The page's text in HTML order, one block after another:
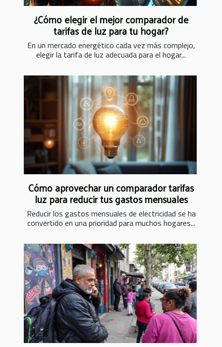
¿Cómo elegir el mejor comparador de
tarifas de luz para tu hogar?
En un mercado energético cada vez más complejo,
elegir la tarifa de luz adecuada para el hogar...
Cómo aprovechar un comparador tarifas
luz para reducir tus gastos mensuales
Reducir los gastos mensuales de electricidad se ha
convertido en una prioridad para muchos hogares...